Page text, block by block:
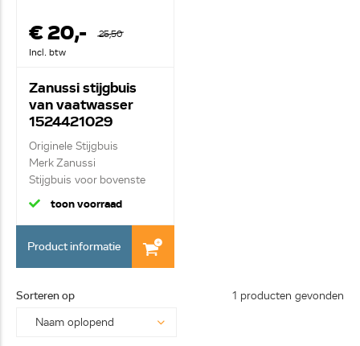
€ 20,-
25,50
Incl. btw
Zanussi stijgbuis
van vaatwasser
1524421029
Originele Stijgbuis
Merk Zanussi
Stijgbuis voor bovenste
s...
toon voorraad
Product informatie
Sorteren op 1 producten gevonden